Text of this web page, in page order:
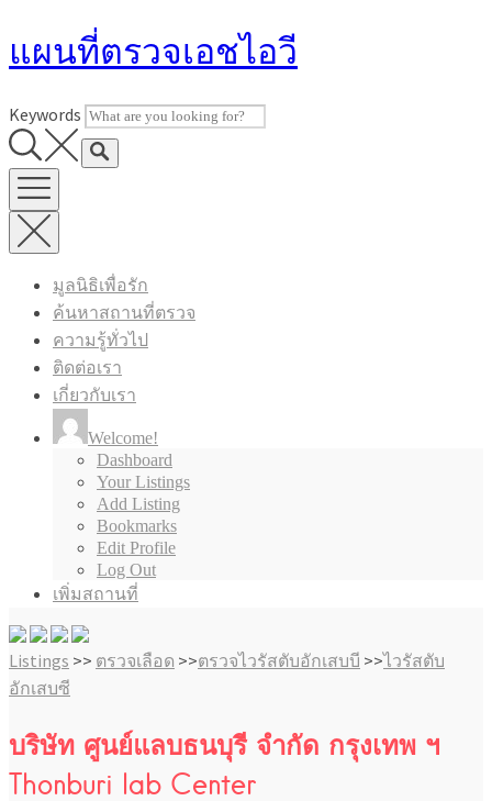
to
แผนที่ตรวจเอชไอวี
Keywords
มูลนิธิเพื่อรัก
ค้นหาสถานที่ตรวจ
ความรู้ทั่วไป
ติดต่อเรา
เกี่ยวกับเรา
Welcome!
Dashboard
Your Listings
Add Listing
Bookmarks
Edit Profile
Log Out
เพิ่มสถานที่
Listings >> ตรวจเลือด >>ตรวจไวรัสตับอักเสบบี >>ไวรัสตับ
อักเสบซี
บริษัท ศูนย์แลบธนบุรี จำกัด กรุงเทพ ฯ
Thonburi lab Center